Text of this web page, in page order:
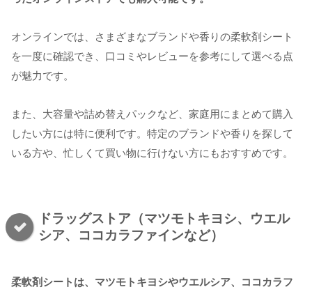
オンラインでは、さまざまなブランドや香りの柔軟剤シート
を一度に確認でき、口コミやレビューを参考にして選べる点
が魅力です。
また、大容量や詰め替えパックなど、家庭用にまとめて購入
したい方には特に便利です。特定のブランドや香りを探して
いる方や、忙しくて買い物に行けない方にもおすすめです。
ドラッグストア（マツモトキヨシ、ウエル
シア、ココカラファインなど）
柔軟剤シートは、マツモトキヨシやウエルシア、ココカラフ